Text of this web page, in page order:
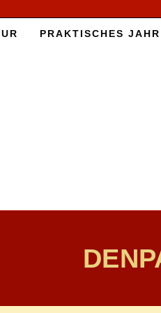
PRAK­TI­SCHES JAHR